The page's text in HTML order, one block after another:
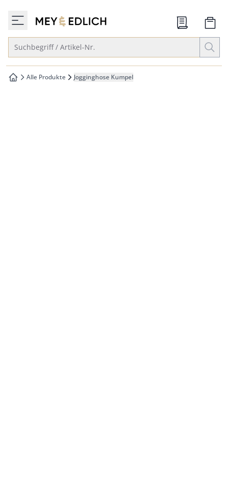
springen
springen
zur Startseite
Suchbegriff / Artikel-Nr.
zur Startseite
Alle Produkte Jogginghose Kumpel